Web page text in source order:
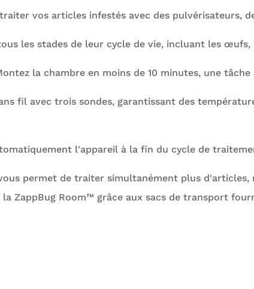
vos articles infestés avec des pulvérisateurs,
les stades de leur cycle de vie, incluant les
la chambre en moins de 10 minutes, une
fil avec trois sondes, garantissant des
l'appareil à la fin du cycle de
permet de traiter simultanément plus
ZappBug Room™ grâce aux sacs de transport